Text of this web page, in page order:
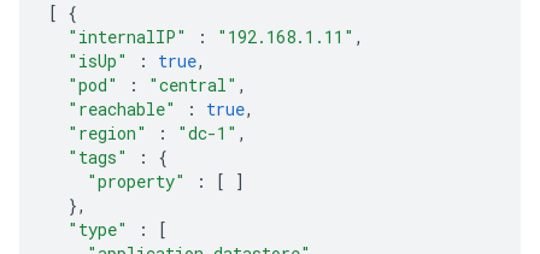
[ {
"internalIP"
: "192.168.1.11" ,
"isUp"
: true,
"pod"
: "central" ,
"reachable"
: true,
"region"
: "dc-1" ,
"tags"
:
{
"property"
: [
]
},
"type"
:
[